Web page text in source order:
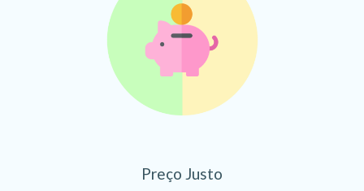
Preço Justo